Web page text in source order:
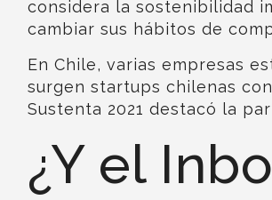
considera la sostenibilidad
cambiar sus hábitos de
En Chile, varias empresas
surgen startups chilenas
Sustenta 2021 destacó la
¿Y el